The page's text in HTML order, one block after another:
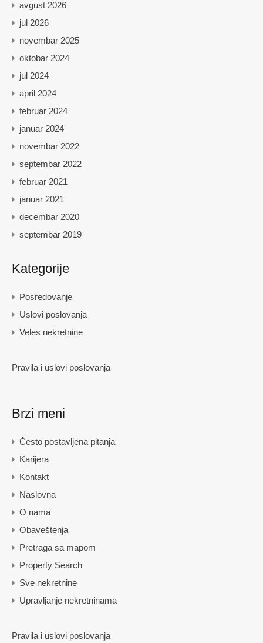
avgust 2026
jul 2026
novembar 2025
oktobar 2024
jul 2024
april 2024
februar 2024
januar 2024
novembar 2022
septembar 2022
februar 2021
januar 2021
decembar 2020
septembar 2019
Kategorije
Posredovanje
Uslovi poslovanja
Veles nekretnine
Pravila i uslovi poslovanja
Brzi meni
Često postavljena pitanja
Karijera
Kontakt
Naslovna
O nama
Obaveštenja
Pretraga sa mapom
Property Search
Sve nekretnine
Upravljanje nekretninama
Pravila i uslovi poslovanja